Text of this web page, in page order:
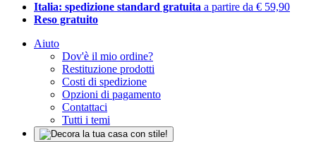
Italia: spedizione standard gratuita a partire da € 59,90
Reso gratuito
Aiuto
Dov'è il mio ordine?
Restituzione prodotti
Costi di spedizione
Opzioni di pagamento
Contattaci
Tutti i temi